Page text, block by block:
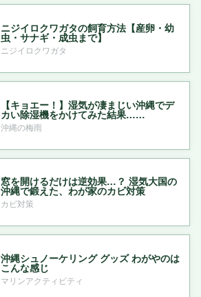
ニジイロクワガタの飼育方法【産卵・幼
虫・サナギ・成虫まで】
ニジイロクワガタ
【キョエー！】湿気が凄まじい沖縄でデ
カい除湿機をかけてみた結果……
沖縄の梅雨
窓を開けるだけは逆効果…？ 湿気大国の
沖縄で鍛えた、わが家のカビ対策
カビ対策
沖縄シュノーケリング グッズ わがやのは
こんな感じ
マリンアクティビティ